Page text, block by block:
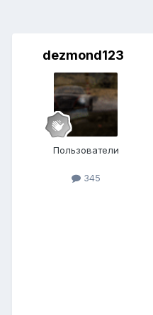
dezmond123
Пользователи
345